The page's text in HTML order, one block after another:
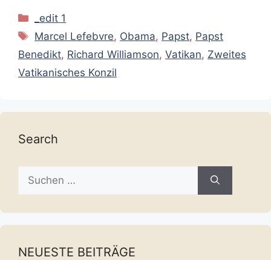
Kategorien
_edit 1
Schlagwörter
Marcel Lefebvre, Obama, Papst, Papst
Benedikt, Richard Williamson, Vatikan, Zweites
Vatikanisches Konzil
Search
nach:
NEUESTE BEITRÄGE